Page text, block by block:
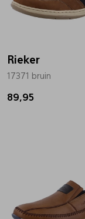
Rieker
17371 bruin
89,95